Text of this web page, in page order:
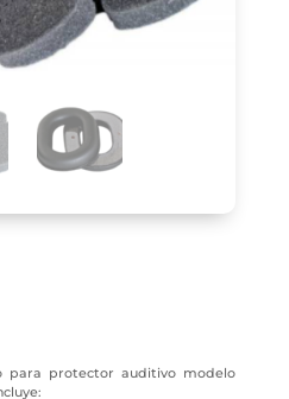
para protector auditivo modelo